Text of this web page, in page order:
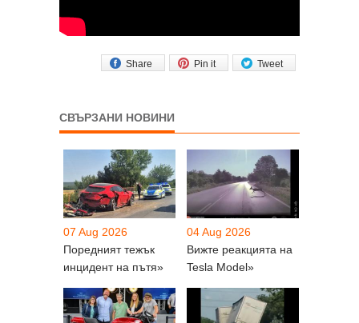
Tweet
Pin it
Share
СВЪРЗАНИ НОВИНИ
07 Aug 2026
Поредният тежък
инцидент на пътя»
04 Aug 2026
Вижте реакцията на
Tesla Model»